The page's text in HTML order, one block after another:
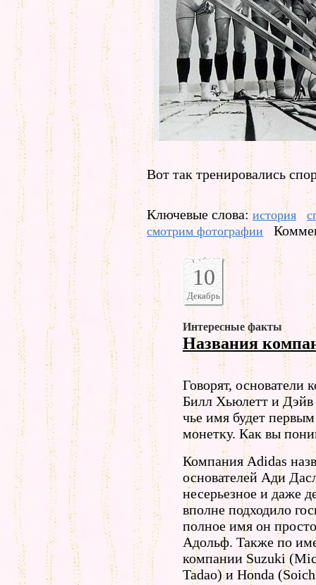
Вот так тренировались
Ключевые слова:история
смотрим фотографии
10
Декабрь
Интересные факты
Названия
Говорят, основатели
Билл Хьюлетт и
чье имя будет
монетку. Как вы
Компания Adidas
основателей Ади
несерьезное и даже
вполне подходило
полное имя он
Адольф. Также по
компании Suzuki
Tadao) и Honda